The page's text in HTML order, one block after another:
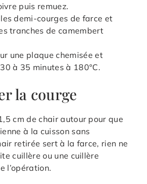
puis remuez.
demi-courges de farce et
tranches de camembert
une plaque chemisée et
à 35 minutes à 180°C.
la courge
cm de chair autour pour que
à la cuisson sans
retirée sert à la farce, rien ne
cuillère ou une cuillère
l’opération.